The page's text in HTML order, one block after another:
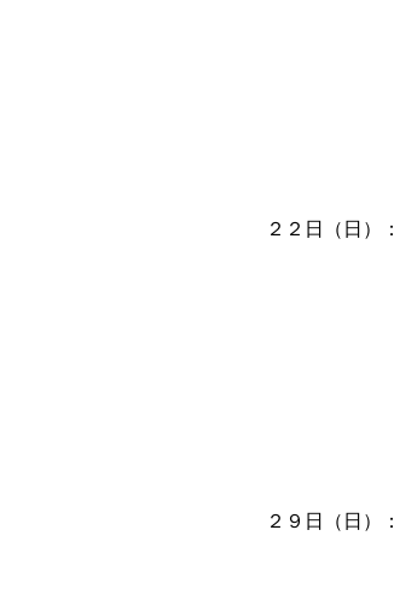
※小学生
Ⓒ高校生・
※関東大会・
※小学６年
２２日（日）：
Ⓑ中学生
※小学生
Ⓒ高校生・
※関東大会・
※小学６年
２９日（日）：
Ⓐ小学生